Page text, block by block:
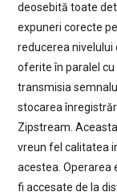
deosebită toate
expuneri corecte
reducerea
oferite în paralel
transmisia
stocarea
Zipstream.
vreun fel calitatea
acestea. Operarea
fi accesate de la